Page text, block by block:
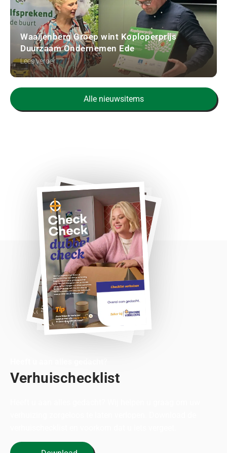
Waaijenberg Groep wint Koploperprijs
Duurzaam Ondernemen Ede
Lees verder
Alle nieuwsitems
Verhuischecklist